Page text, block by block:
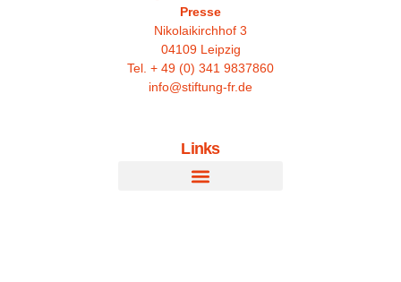
Presse
Nikolaikirchhof 3
04109 Leipzig
Tel. + 49 (0) 341 9837860
info@stiftung-fr.de
Links